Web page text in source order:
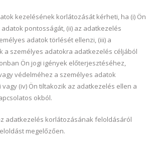
kezelésének korlátozását kérheti, ha (i) Ön
pontosságát, (ii) az adatkezelés
adatok törlését ellenzi, (iii) a
a személyes adatokra adatkezelés céljából
Ön jogi igények előterjesztéséhez,
védelméhez a személyes adatok
(iv) Ön tiltakozik az adatkezelés ellen a
okból.
az adatkezelés korlátozásának feloldásáról
megelőzően.